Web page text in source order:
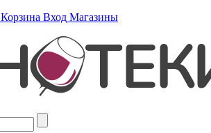
Корзина Вход Магазины